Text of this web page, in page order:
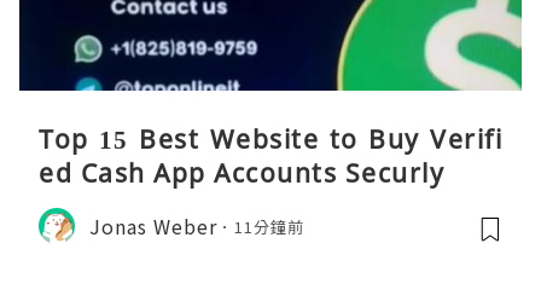
Top 15 Best Website to Buy Verifi
ed Cash App Accounts Securly
Jonas Weber 11分鐘前